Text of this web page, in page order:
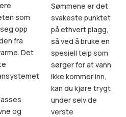
som
opp
fra
Det
og
Sømmene er det
svakeste punktet
på ethvert plagg,
så ved å bruke en
spesiell teip som
sørger for at vann
ikke kommer inn,
kan du kjøre trygt
under selv de
verste